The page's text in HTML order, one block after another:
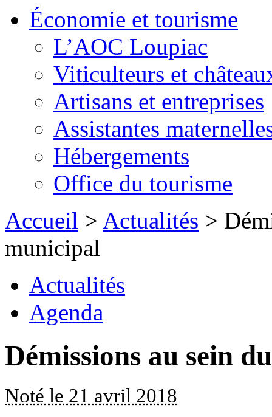
Économie et tourisme
L’AOC Loupiac
Viticulteurs et
Artisans et entreprises
Assistantes
Hébergements
Office du tourisme
Accueil > Actualités >
municipal
Actualités
Agenda
Démissions au sein
Noté le 21 avril 2018